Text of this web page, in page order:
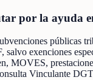
por la ayuda
públicas
salvo exenciones
MOVES,
Vinculante